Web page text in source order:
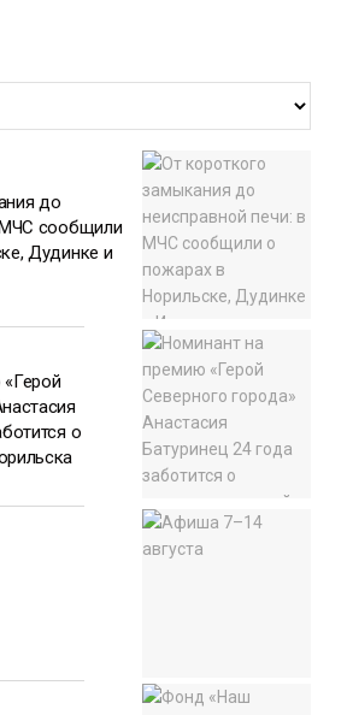
до
МЧС сообщили
Дудинке и
о